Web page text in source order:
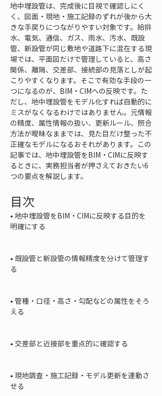
地中埋設管は、完成後に目視で確認しにく
く、図面・現地・施工記録のずれが後から大
きな手戻りにつながりやすい対象です。給排
水、電気、通信、ガス、雨水、汚水、既設
管、新設管が同じ敷地や道路下に混在する現
場では、平面図だけで管理していると、高さ
関係、離隔、交差部、接続部の見落としが起
こりやすくなります。そこで有効な手段の一
つになるのが、BIM・CIMへの反映です。た
だし、地中埋設管をモデル化すれば自動的に
ミスがなくなるわけではありません。元情報
の精度、属性情報の扱い、更新ルール、照合
方法が曖昧なままでは、見た目だけ整った不
正確なモデルになるおそれがあります。この
記事では、地中埋設管をBIM・CIMに反映す
るときに、実務担当者が押さえておきたい6
つの要点を解説します。
目次
• 地中埋設管をBIM・CIMに反映する目的を
明確にする
• 既設管と新設管の情報精度を分けて管理す
る
• 管種・口径・高さ・勾配などの属性をそろ
える
• 交差部と近接部を重点的に確認する
• 現地調査・施工記録・モデル更新を連動さ
せる